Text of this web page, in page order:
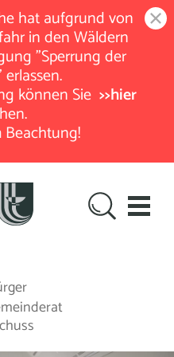
hat aufgrund von
in den Wäldern
"Sperrung der
können Sie >>hier